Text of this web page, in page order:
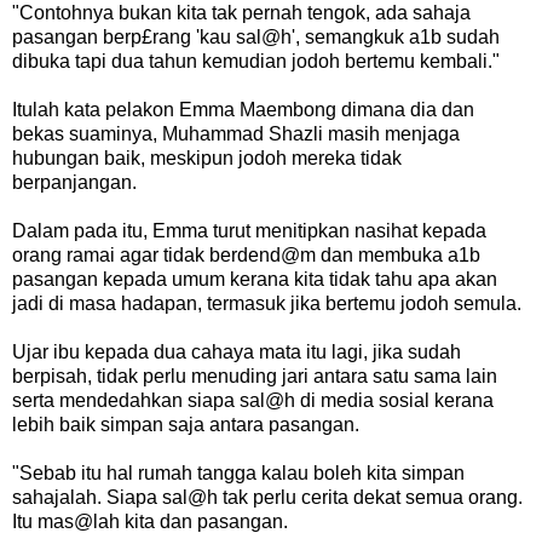
"Contohnya bukan kita tak pernah tengok, ada sahaja
pasangan berp£rang 'kau sal@h', semangkuk a1b sudah
dibuka tapi dua tahun kemudian jodoh bertemu kembali."
Itulah kata pelakon Emma Maembong dimana dia dan
bekas suaminya, Muhammad Shazli masih menjaga
hubungan baik, meskipun jodoh mereka tidak
berpanjangan.
Dalam pada itu, Emma turut menitipkan nasihat kepada
orang ramai agar tidak berdend@m dan membuka a1b
pasangan kepada umum kerana kita tidak tahu apa akan
jadi di masa hadapan, termasuk jika bertemu jodoh semula.
Ujar ibu kepada dua cahaya mata itu lagi, jika sudah
berpisah, tidak perlu menuding jari antara satu sama lain
serta mendedahkan siapa sal@h di media sosial kerana
lebih baik simpan saja antara pasangan.
"Sebab itu hal rumah tangga kalau boleh kita simpan
sahajalah. Siapa sal@h tak perlu cerita dekat semua orang.
Itu mas@lah kita dan pasangan.